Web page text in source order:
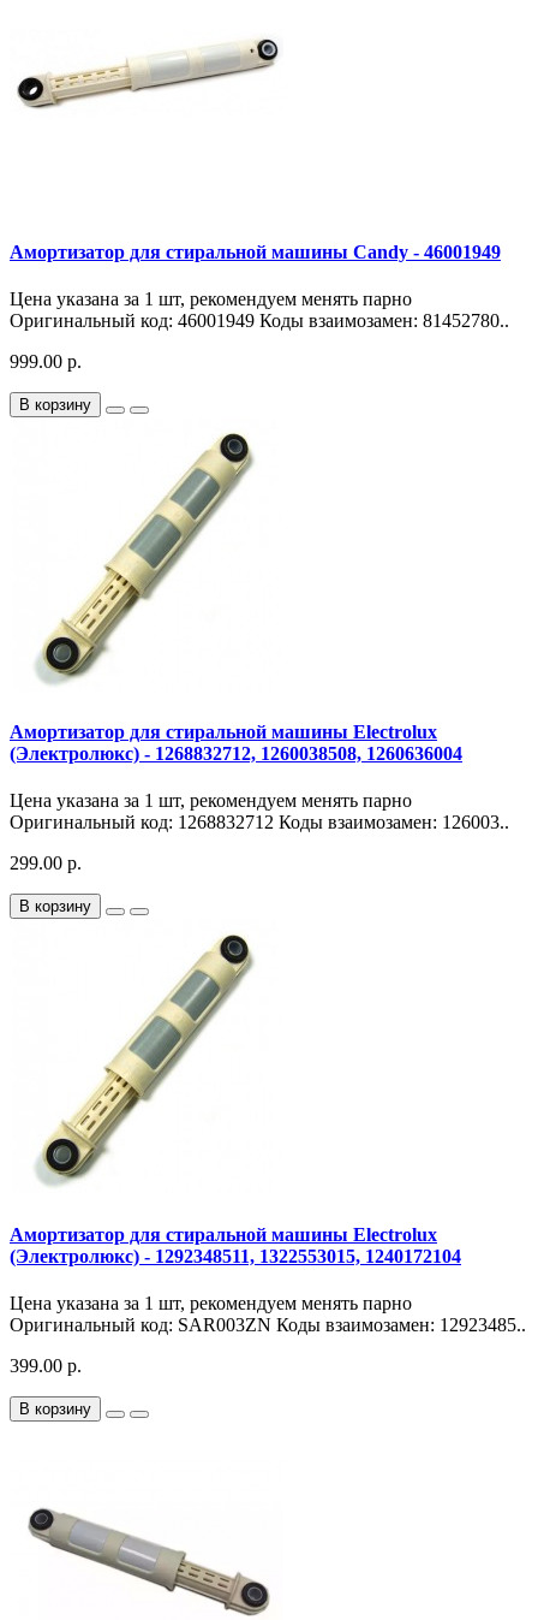
Амортизатор для стиральной машины Candy - 46001949
Цена указана за 1 шт, рекомендуем менять парно
Оригинальный код: 46001949 Коды взаимозамен: 81452780..
999.00 р.
В корзину
Амортизатор для стиральной машины Electrolux
(Электролюкс) - 1268832712, 1260038508, 1260636004
Цена указана за 1 шт, рекомендуем менять парно
Оригинальный код: 1268832712 Коды взаимозамен: 126003..
299.00 р.
В корзину
Амортизатор для стиральной машины Electrolux
(Электролюкс) - 1292348511, 1322553015, 1240172104
Цена указана за 1 шт, рекомендуем менять парно
Оригинальный код: SAR003ZN Коды взаимозамен: 12923485..
399.00 р.
В корзину